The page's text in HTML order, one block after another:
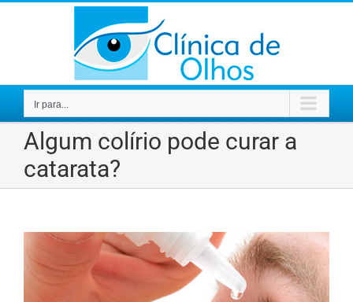
Ir para...
Algum colírio pode curar a
catarata?
Larger
Image